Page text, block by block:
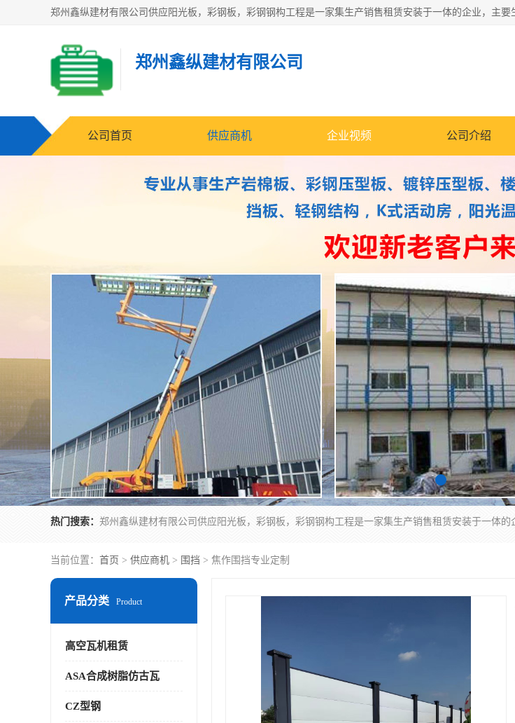
郑州鑫纵建材有限公司
公司首页 供应商机 企业视频 公司介绍
热门搜索：
当前位置： 首页 > 供应商机 > 围挡 > 焦作围挡专业定制
产品分类 Product
高空瓦机租赁
ASA合成树脂仿古瓦
CZ型钢